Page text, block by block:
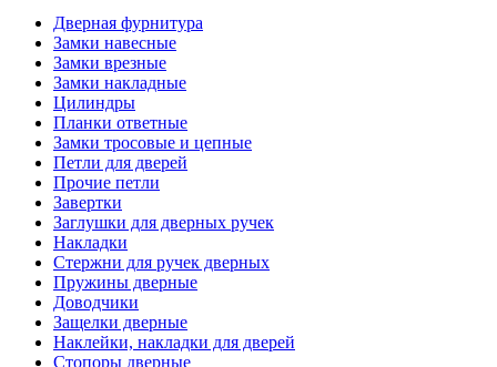
Дверная фурнитура
Замки навесные
Замки врезные
Замки накладные
Цилиндры
Планки ответные
Замки тросовые и цепные
Петли для дверей
Прочие петли
Завертки
Заглушки для дверных ручек
Накладки
Стержни для ручек дверных
Пружины дверные
Доводчики
Защелки дверные
Наклейки, накладки для дверей
Стопоры дверные